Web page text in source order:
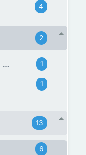
4
2
Bếp lẩu nướng đa năng Bear 1
1
13
6